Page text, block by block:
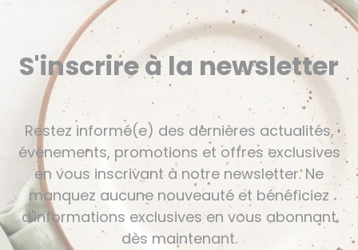
S'inscrire à la newsletter
Restez informé(e) des dernières actualités,
événements, promotions et offres exclusives
en vous inscrivant à notre newsletter. Ne
manquez aucune nouveauté et bénéficiez
d'informations exclusives en vous abonnant
dès maintenant.